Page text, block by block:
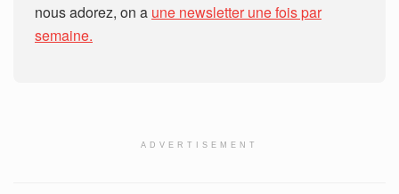
nous adorez, on a une newsletter une fois par
semaine.
ADVERTISEMENT